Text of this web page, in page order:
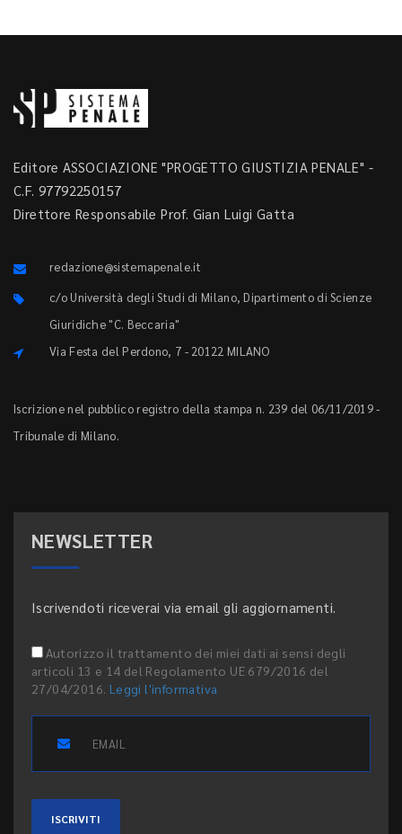
Editore ASSOCIAZIONE "PROGETTO GIUSTIZIA PENALE" -
C.F. 97792250157
Direttore Responsabile Prof. Gian Luigi Gatta
redazione@sistemapenale.it
c/o Università degli Studi di Milano, Dipartimento di Scienze
Giuridiche "C. Beccaria"
Via Festa del Perdono, 7 - 20122 MILANO
Iscrizione nel pubblico registro della stampa n. 239 del 06/11/2019 -
Tribunale di Milano.
NEWSLETTER
Iscrivendoti riceverai via email gli aggiornamenti.
Autorizzo il trattamento dei miei dati ai sensi degli
articoli 13 e 14 del Regolamento UE 679/2016 del
27/04/2016. Leggi l'informativa
ISCRIVITI